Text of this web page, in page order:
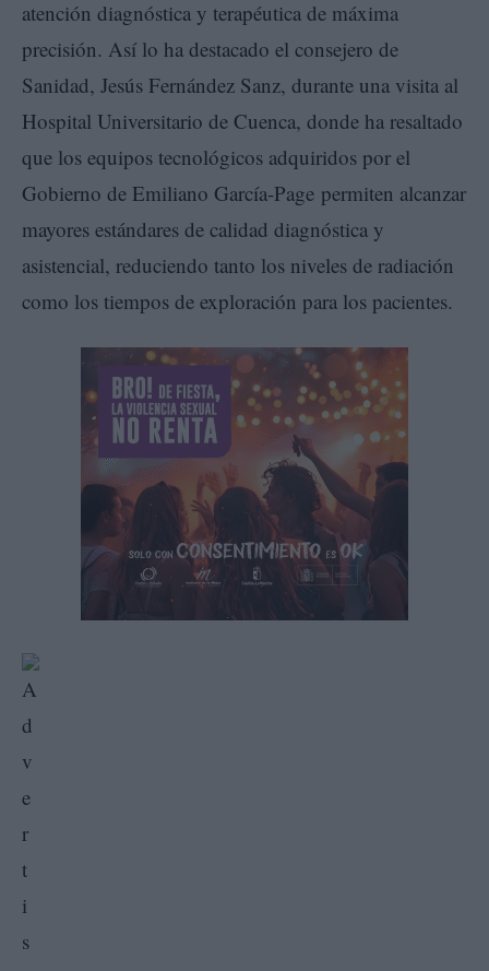
atención diagnóstica y terapéutica de máxima
precisión. Así lo ha destacado el consejero de
Sanidad, Jesús Fernández Sanz, durante una visita al
Hospital Universitario de Cuenca, donde ha resaltado
que los equipos tecnológicos adquiridos por el
Gobierno de Emiliano García-Page permiten alcanzar
mayores estándares de calidad diagnóstica y
asistencial, reduciendo tanto los niveles de radiación
como los tiempos de exploración para los pacientes.